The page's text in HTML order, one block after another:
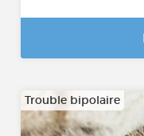
Trouble bipolaire